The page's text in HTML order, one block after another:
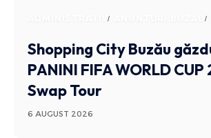
ADMINISTRATIV ANUNTURI BUZAU
Shopping City Buzău
PANINI FIFA WORLD
Swap Tour
6 AUGUST 2026